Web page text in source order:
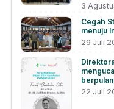
3
Cegah
menuju
29 Juli
22 Juli